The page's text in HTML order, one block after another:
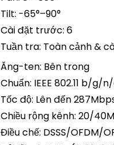
Tilt: -65°–90°
Cài đặt trước: 6
Tuần tra: Toàn cảnh &
Ăng-ten: Bên trong
Chuẩn: IEEE 802.11 b/g/
Tốc độ: Lên đến
Chiều rộng kênh: 20/
Điều chế: DSSS/OFDM/